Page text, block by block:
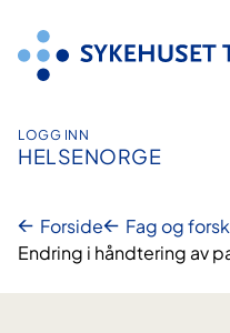
innhold
LOGG INN
HELSENORGE
Forside Fag og
Endring i håndtering av